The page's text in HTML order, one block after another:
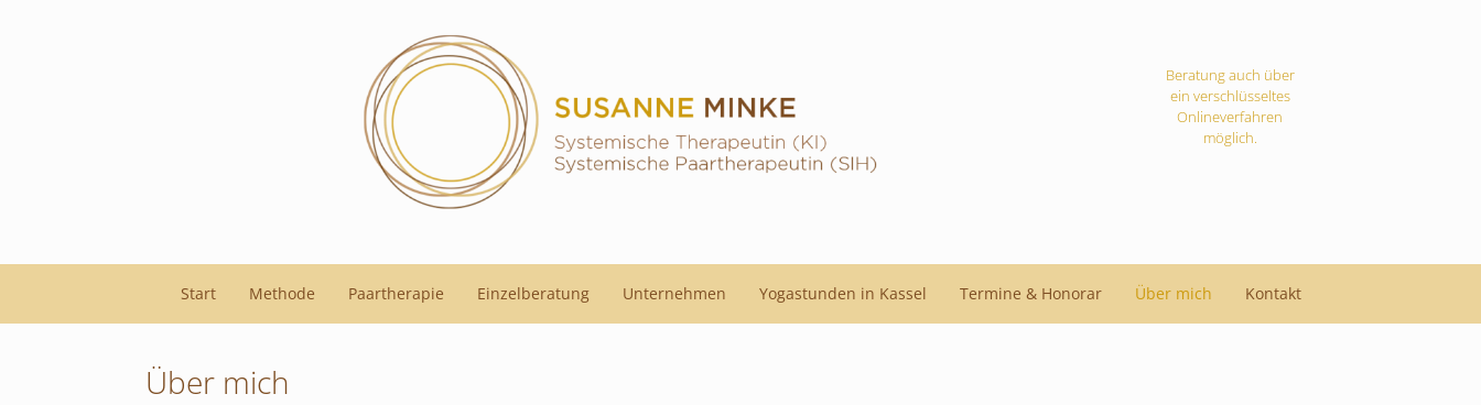
Beratung auch über
ein verschlüsseltes
Onlineverfahren
möglich.
Start Methode Paartherapie Einzelberatung Unternehmen Yogastunden in Kassel Termine & Honorar Über mich Kontakt
Über mich